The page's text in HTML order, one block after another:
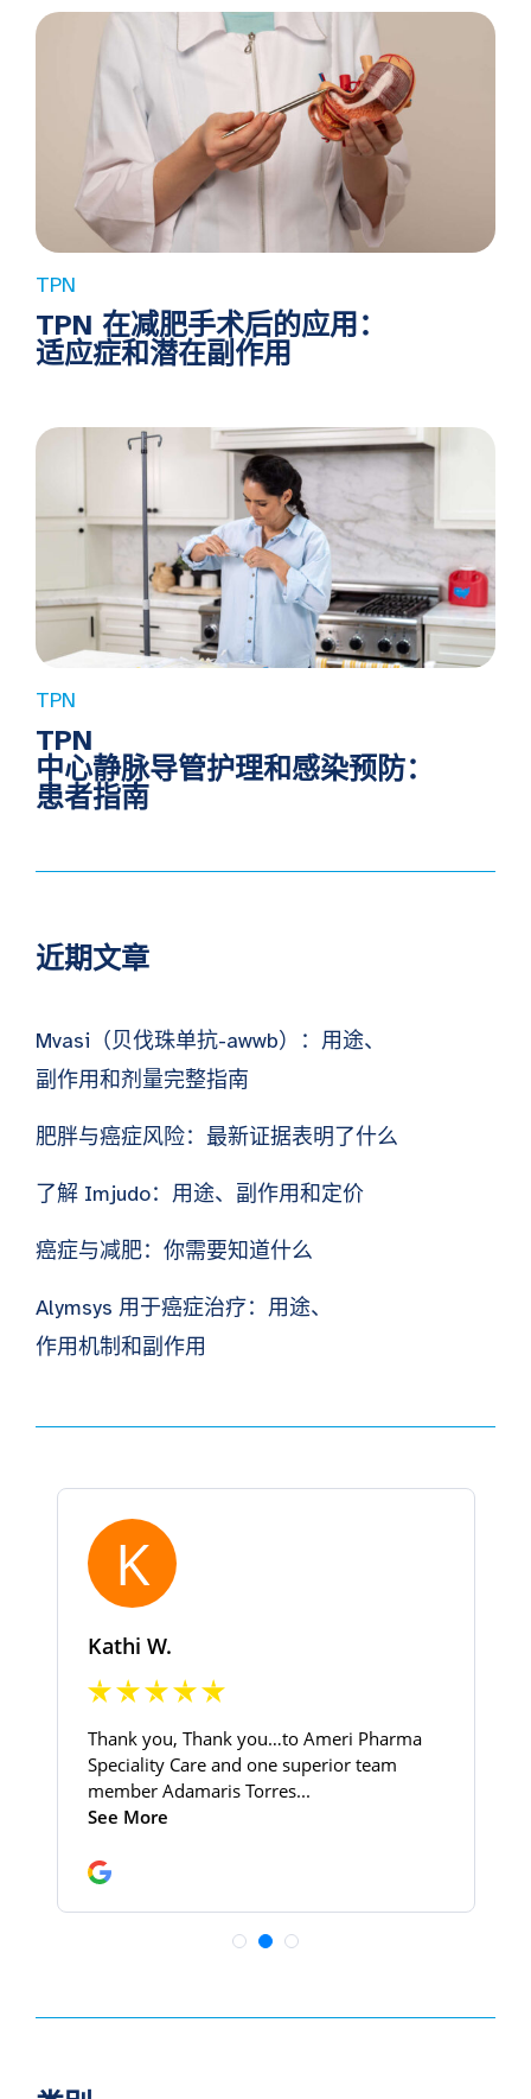
TPN
TPN 在减肥手术后的应用：
适应症和潜在副作用
TPN
TPN
中心静脉导管护理和感染预防：
患者指南
近期文章
Mvasi（贝伐珠单抗-awwb）：用途、
副作用和剂量完整指南
肥胖与癌症风险：最新证据表明了什么
了解 Imjudo：用途、副作用和定价
癌症与减肥：你需要知道什么
Alymsys 用于癌症治疗：用途、
作用机制和副作用